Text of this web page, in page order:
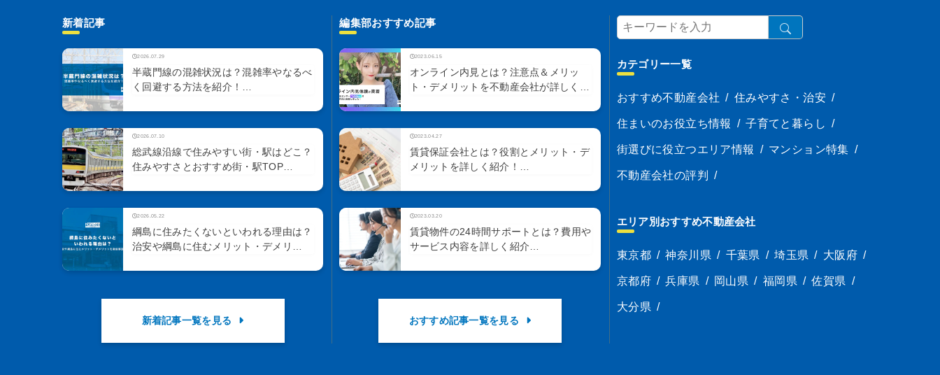
新着記事
半蔵門線の混雑状況は？混雑率やなるべ
く回避する方法を紹介！…
2026.07.29
総武線沿線で住みやすい街・駅はどこ？
住みやすさとおすすめ街・駅TOP…
2026.07.10
綱島に住みたくないといわれる理由は？
治安や綱島に住むメリット・デメリ…
2026.05.22
新着記事一覧を見る
編集部おすすめ記事
オンライン内見とは？注意点＆メリッ
ト・デメリットを不動産会社が詳しく…
2023.06.15
賃貸保証会社とは？役割とメリット・デ
メリットを詳しく紹介！…
2023.04.27
賃貸物件の24時間サポートとは？費用や
サービス内容を詳しく紹介…
2023.03.20
おすすめ記事一覧を見る
カテゴリー一覧
おすすめ不動産会社 / 住みやすさ・治安 /
住まいのお役立ち情報 / 子育てと暮らし /
街選びに役立つエリア情報 / マンション特集 /
不動産会社の評判 /
エリア別おすすめ不動産会社
東京都 / 神奈川県 / 千葉県 / 埼玉県 / 大阪府 /
京都府 / 兵庫県 / 岡山県 / 福岡県 / 佐賀県 /
大分県 /